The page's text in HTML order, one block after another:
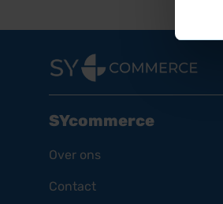
SYcommerce
Over ons
Contact